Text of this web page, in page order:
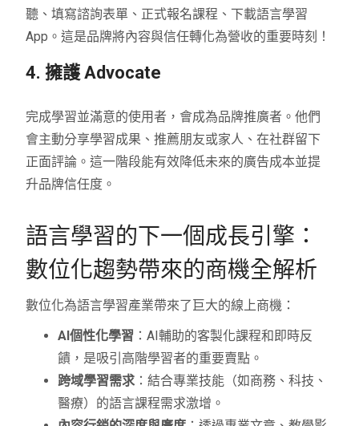
聽、填寫諮詢表單、正式報名課程、下載語言學習
App。這是品牌將內容與信任轉化為營收的重要時刻！
4. 擁護 Advocate
完成學習並滿意的使用者，會成為品牌推廣者。他們
會主動分享學習成果、推薦朋友或家人、在社群留下
正面評論。這一階段能有效降低未來的廣告成本並提
升品牌信任度。
語言學習的下一個成長引擎：
數位化趨勢帶來的商機全解析
數位化為語言學習產業帶來了巨大的線上商機：
AI個性化學習 ：AI輔助的客製化課程和即時反
饋，是吸引高階學習者的重要賣點。
跨域學習需求 ：結合專業技能（如商務、科技、
醫療）的語言課程需求激增。